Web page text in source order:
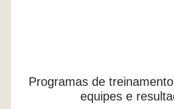
Programas de
equipes e